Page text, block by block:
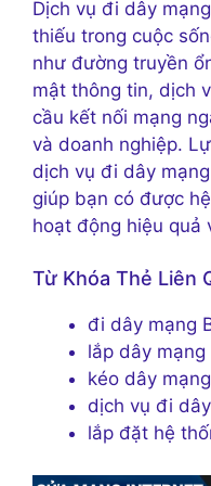
Dịch vụ đi dây
thiếu trong cuộc
như đường truyền
mật thông tin, dịch
cầu kết nối mạng
và doanh nghiệp.
dịch vụ đi dây
giúp bạn có được
hoạt động hiệu quả
Từ Khóa Thẻ Liên
đi dây mạng
lắp dây mạng
kéo dây
dịch vụ đi
lắp đặt hệ